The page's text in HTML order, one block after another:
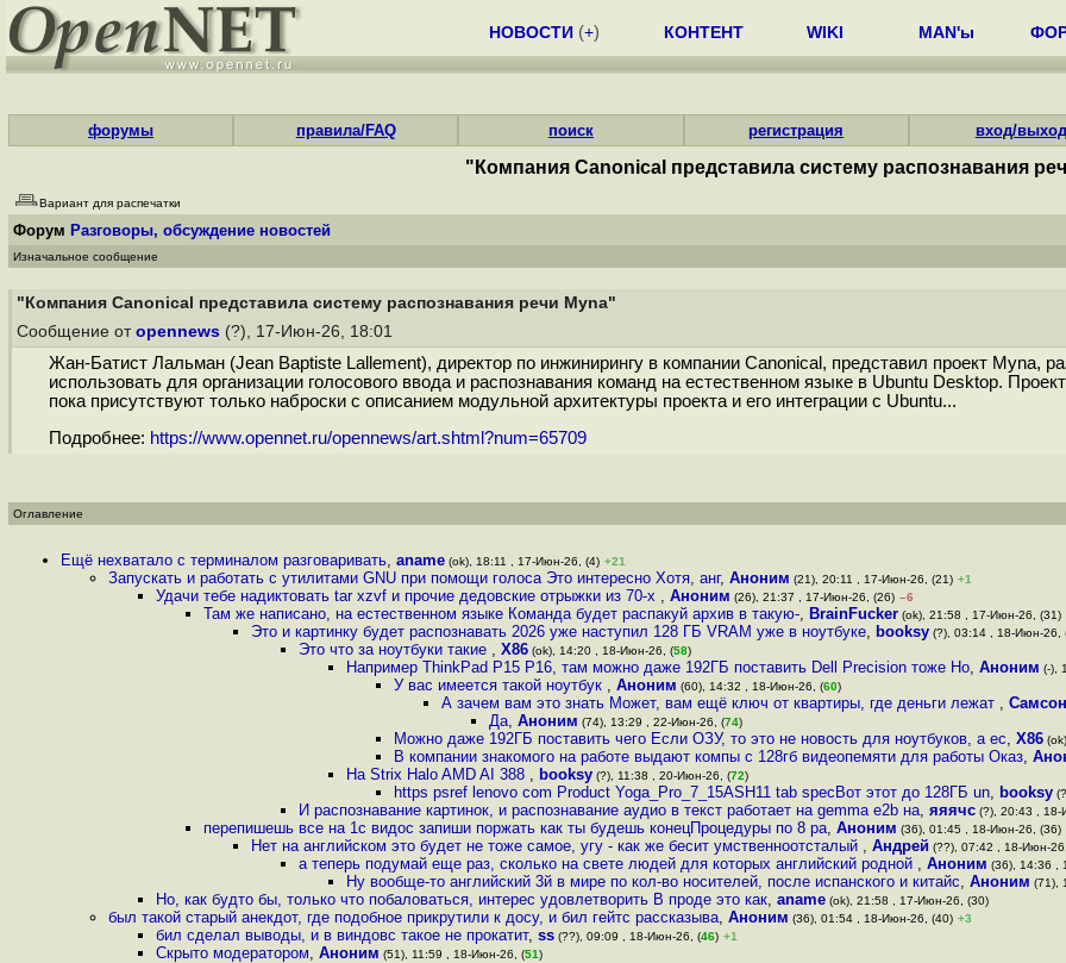
НОВОСТИ (+) КОНТЕНТ WIKI MAN'ы
форумы правила/FAQ поиск регистрация вход/выход
"Компания Canonical представила систему распознавания
Вариант для распечатки
Форум Разговоры, обсуждение новостей
Изначальное сообщение
"Компания Canonical представила систему распознавания речи Myna"
Сообщение от opennews (?), 17-Июн-26, 18:01
Жан-Батист Лальман (Jean Baptiste Lallement), директор по инжинирингу в компании Canonical, представил проект Myna,
использовать для организации голосового ввода и распознавания команд на естественном языке в Ubuntu Desktop.
пока присутствуют только наброски с описанием модульной архитектуры проекта и его интеграции с Ubuntu...
Подробнее: https://www.opennet.ru/opennews/art.shtml?num=65709
Оглавление
Ещё нехватало с терминалом разговаривать, aname (ok), 18:11 , 17-Июн-26, (4) +21
Запускать и работать с утилитами GNU при помощи голоса Это интересно Хотя, анг, Аноним (21), 20:11 , 17-Июн-26, (21) +1
Удачи тебе надиктовать tar xzvf и прочие дедовские отрыжки из 70-х , Аноним (26), 21:37 , 17-Июн-26, (26) –6
Там же написано, на естественном языке Команда будет распакуй архив в такую-, BrainFucker (ok), 21:58 , 17-Июн-26, (31)
Это и картинку будет распознавать 2026 уже наступил 128 ГБ VRAM уже в ноутбуке, booksy (?), 03:14 , 18-Июн-26,
Это что за ноутбуки такие , X86 (ok), 14:20 , 18-Июн-26, (58)
Например ThinkPad P15 P16, там можно даже 192ГБ поставить Dell Precision тоже Но, Аноним (-),
У вас имеется такой ноутбук , Аноним (60), 14:32 , 18-Июн-26, (60)
А зачем вам это знать Может, вам ещё ключ от квартиры, где деньги лежат ,
Да, Аноним (74), 13:29 , 22-Июн-26, (74)
Можно даже 192ГБ поставить чего Если ОЗУ, то это не новость для ноутбуков, а ес, X86
В компании знакомого на работе выдают компы с 128гб видеопемяти для работы Оказ,
На Strix Halo AMD AI 388 , booksy (?), 11:38 , 20-Июн-26, (72)
https psref lenovo com Product Yoga_Pro_7_15ASH11 tab specВот этот до 128ГБ un, booksy
И распознавание картинок, и распознавание аудио в текст работает на gemma e2b на, яяячс (?), 20:43 ,
перепишешь все на 1с видос запиши поржать как ты будешь конецПроцедуры по 8 ра, Аноним (36), 01:45 , 18-Июн-26, (36)
Нет на английском это будет не тоже самое, угу - как же бесит умственноотсталый , Андрей (??), 07:42 , 18-Июн-
а теперь подумай еще раз, сколько на свете людей для которых английский родной , Аноним (36), 14:36 ,
Ну вообще-то английский 3й в мире по кол-во носителей, после испанского и китайс, Аноним (71),
Но, как будто бы, только что побаловаться, интерес удовлетворить В проде это как, aname (ok), 21:58 , 17-Июн-26, (30)
был такой старый анекдот, где подобное прикрутили к досу, и бил гейтс рассказыва, Аноним (36), 01:54 , 18-Июн-26, (40) +3
бил сделал выводы, и в виндовс такое не прокатит, ss (??), 09:09 , 18-Июн-26, (46) +1
Скрыто модератором, Аноним (51), 11:59 , 18-Июн-26, (51)